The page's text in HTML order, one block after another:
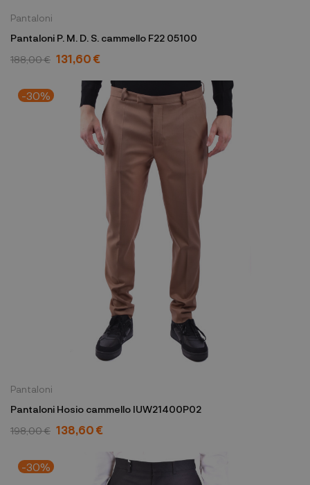
Pantaloni
Pantaloni P. M. D. S. cammello F22 05100
188,00 € 131,60 €
-30%
Pantaloni
Pantaloni Hosio cammello IUW21400P02
198,00 € 138,60 €
-30%